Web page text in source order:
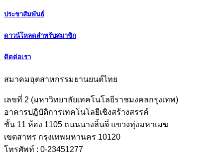
ประชาสัมพันธ์
ดาวน์โหลดสำหรับสมาชิก
ติดต่อเรา
สมาคมอุตสาหกรรมยานยนต์ไทย
เลขที่ 2 (มหาวิทยาลัยเทคโนโลยีราชมงคลกรุงเทพ)
อาคารปฏิบัติการเทคโนโลยีเชิงสร้างสรรค์
ชั้น 11 ห้อง 1105 ถนนนางลิ้นจี่ แขวงทุ่งมหาเมฆ
เขตสาทร กรุงเทพมหานคร 10120
โทรศัพท์ : 0-23451277